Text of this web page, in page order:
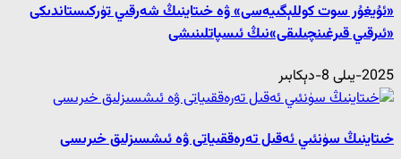
«ئۇيغۇر سوت كوللېگىيەسى» ۋە خىتاينىڭ شەرقىي تۈركىستاندىكى
«ئىرقىي قىرغىنچىلىقى»نىڭ ئىسپاتلىنىشى
2025-يىلى 8-دېكابىر
خىتاينىڭ سۈنئىي ئەقىل تەرەققىياتى ۋە ئىشسىزلىق خىرىسى